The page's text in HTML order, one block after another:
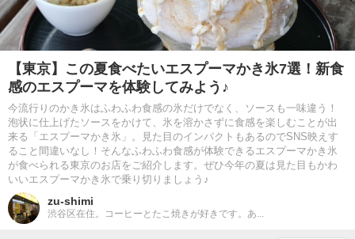
【東京】この夏食べたいエスプーマかき氷7選！新食
感のエスプーマを体験してみよう♪
今流行りのかき氷はふわふわ食感の氷だけでなく、ソースも一味違う！
泡状に仕上げたソースをかけて、氷を溶かさずに食感を楽しむことが出
来る「エスプーマかき氷」。見た目のインパクトもあるのでSNS映えす
ること間違いなし！そんなふわふわ食感が体験できるエスプーマかき氷
が食べられる東京のお店をご紹介します。ぜひ今年の夏は見た目もかわ
いいエスプーマかき氷で乗り切りましょう♪
zu-shimi
渋谷区在住。コーヒーとたこ焼きが好きです。あ...